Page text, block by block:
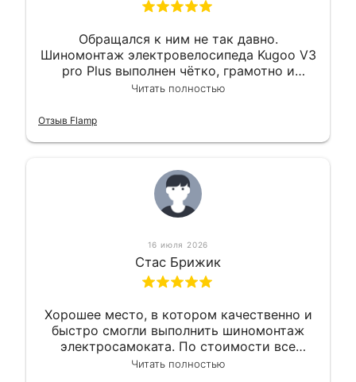
Обращался к ним не так давно.
Шиномонтаж электровелосипеда Kugoo V3
pro Plus выполнен чётко, грамотно и
квалифицированно. Всё сделано
Читать полностью
Отзыв Flamp
16 июля 2026
Стас Брижик
Хорошее место, в котором качественно и
быстро смогли выполнить шиномонтаж
электросамоката. По стоимости все
вышло вообще приемлемо хочу сказать.
Читать полностью